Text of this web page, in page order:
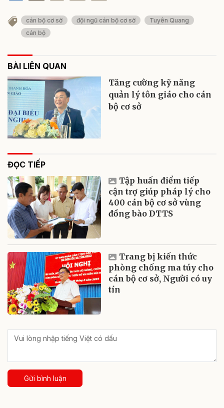
cán bộ cơ sở đội ngũ cán bộ cơ sở
Tuyên Quang
cán bộ
BÀI LIÊN QUAN
Tăng cường kỹ năng
quản lý tôn giáo cho cán
bộ cơ sở
ĐỌC TIẾP
Tập huấn điểm tiếp
cận trợ giúp pháp lý cho
400 cán bộ cơ sở vùng
đồng bào DTTS
Trang bị kiến thức
phòng chống ma túy cho
cán bộ cơ sở, Người có uy
tín
Gửi bình luận